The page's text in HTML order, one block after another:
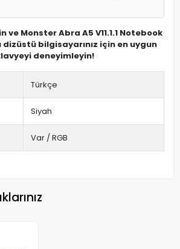
ve Monster Abra A5 V11.1.1 Notebook
dizüstü bilgisayarınız için en uygun
deneyimleyin!
Türkçe
Siyah
Var / RGB